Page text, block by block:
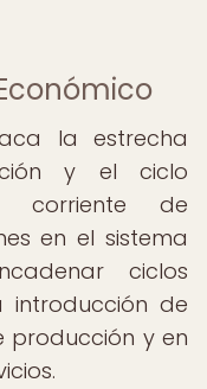
la estrecha
y el ciclo
corriente de
en el sistema
ciclos
de
producción y en